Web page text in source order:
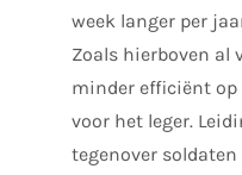
week langer per
Zoals hierboven al
minder efficiënt op
voor het leger.
tegenover